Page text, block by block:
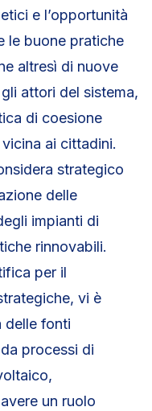
e l’opportunità
le buone pratiche
altresì di nuove
attori del sistema,
di coesione
ai cittadini.
strategico
delle
impianti di
rinnovabili.
per il
vi è
delle fonti
processi di
un ruolo